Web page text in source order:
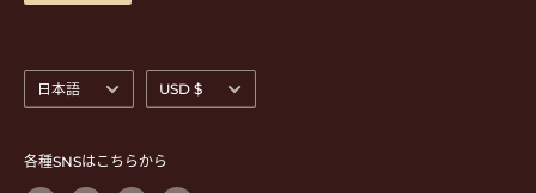
語
日本語
貨
USD $
各種SNSはこちらから